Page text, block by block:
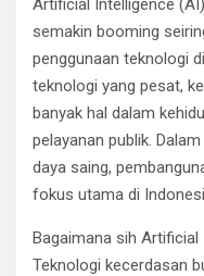
Artificial Intelligence
semakin booming
penggunaan teknologi
teknologi yang pesat,
banyak hal dalam
pelayanan publik.
daya saing,
fokus utama di
Bagaimana sih
Teknologi kecerdasan